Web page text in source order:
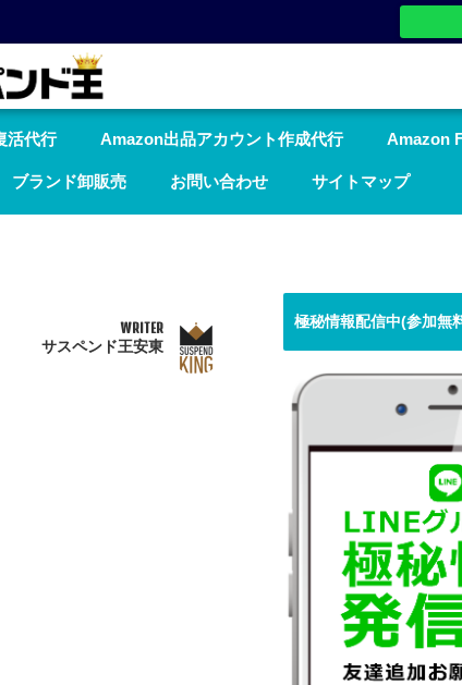
活代行 Amazon出品アカウント作成代行 Amazon
ブランド卸販売 お問い合わせ サイトマップ
WRITER
サスペンド王安東
極秘情報配信中(参加無